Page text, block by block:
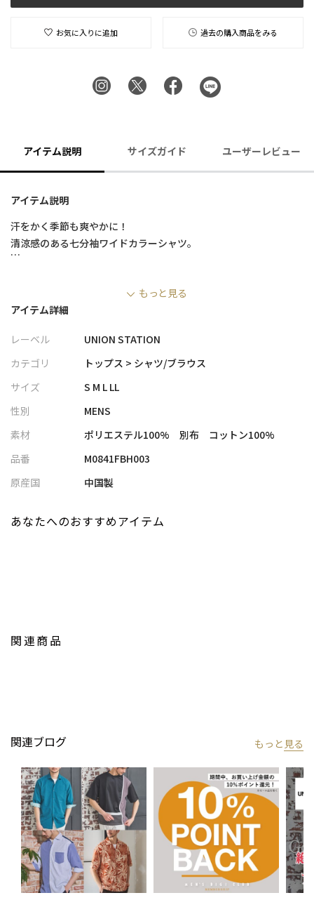
お気に入りに追加 過去の購入商品をみる
アイテム説明 サイズガイド ユーザーレビュー
アイテム説明
汗をかく季節も爽やかに！
清涼感のある七分袖ワイドカラーシャツ。
このシャツの特長は、清涼感を引き立てるシワ感が生地に広がっ
ていること。
ごすことができます。
涼しげな外観とともに、機能性もしっかりと追求された一着で
す。
【様々な着こなしパターン】
メインとして一枚着で着用することはもちろん、前を開けてTシャ
ロンTの上に羽織れば、一気に上級なおしゃれに。
タイルを提案します。
私たちは服を通してみなさまの心が明るくなったりワクワクした
り、ささやかな高揚感を感じていただけるような”おしゃれ着”を
お届けします。
※画像はサンプルです。仕様が変更になることがありますのであ
らかじめご了承ください。
※商品の色味につきまして、お客様のお使いのPCのモニター環
境、設定により実際のカラーと画像の色味が違って見える場合が
もっと見る
アイテム詳細
レーベル
UNION STATION
カテゴリ
トップス > シャツ/ブラウス
サイズ
S M L LL
性別
MENS
素材
ポリエステル100% 別布 コットン100%
品番
M0841FBH003
原産国
中国製
関連商品
あなたへのおすすめアイテム
関連ブログ もっと 見る